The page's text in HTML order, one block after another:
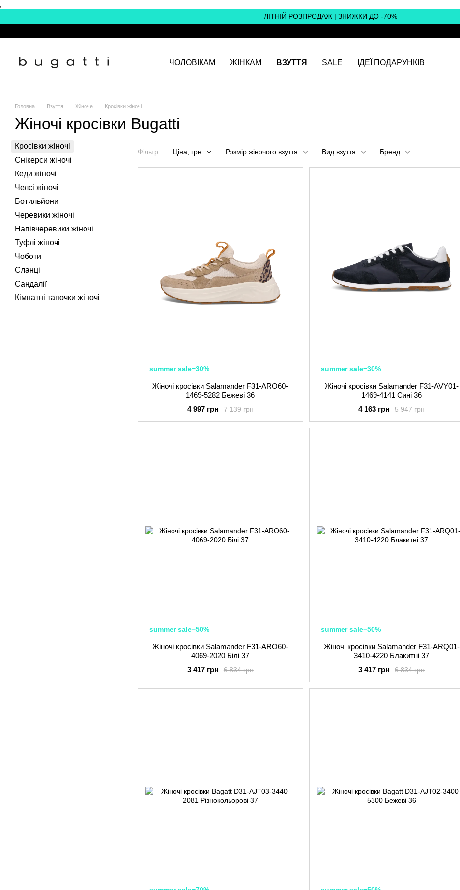
ЛІТНІЙ РОЗПРОДАЖ | ЗНИЖКИ ДО -70%
ЧОЛОВІКАМ ЖІНКАМ ВЗУТТЯ SALE ІДЕЇ ПОДАРУНКІВ
Головна Взуття Жіноче Кросівки жіночі
Жіночі кросівки Bugatti
Фільтр Ціна, грн Розмір жіночого взуття Вид взуття Бренд
summer sale−30%
Жіночі кросівки Salamander F31-ARO60-
1469-5282 Бежеві 36
7 139 грн
4 997 грн
summer sale−30%
Жіночі кросівки Salamander F31-AVY01-
1469-4141 Сині 36
5 947 грн
4 163 грн
summer sale−50%
Жіночі кросівки Salamander F31-ARO60-
4069-2020 Білі 37
6 834 грн
3 417 грн
summer sale−50%
Жіночі кросівки Salamander F31-ARQ01-
3410-4220 Блакитні 37
6 834 грн
3 417 грн
Кросівки жіночі
Снікерси жіночі
Кеди жіночі
Челсі жіночі
Ботильйони
Черевики жіночі
Напівчеревики жіночі
Туфлі жіночі
Чоботи
Сланці
Сандалії
Кімнатні тапочки жіночі